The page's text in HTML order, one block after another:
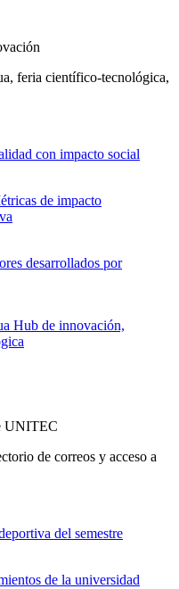
feria científico-tecnológica,
con impacto social
de impacto
desarrollados por
Hub de innovación,
UNITEC
de correos y acceso a
del semestre
de la universidad